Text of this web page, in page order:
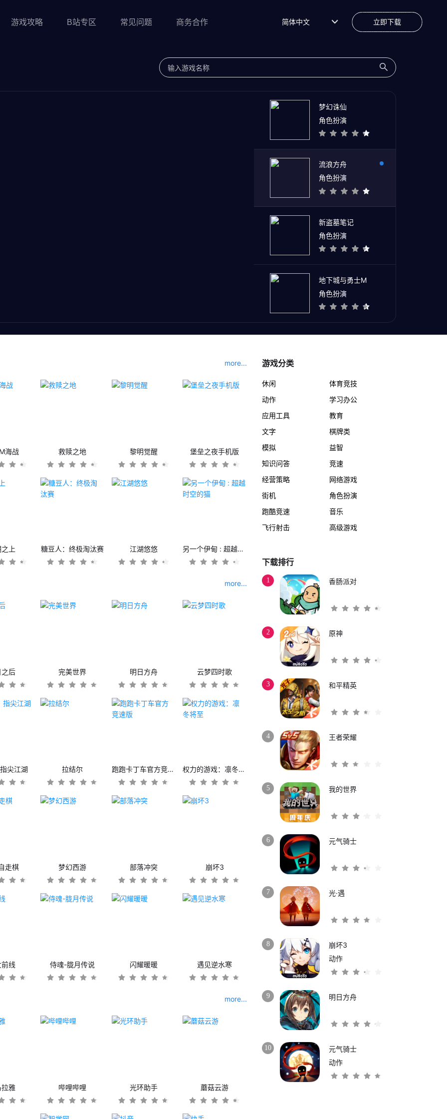
游戏攻略 B站专区 常见问题 商务合作 简体中文 立即下载
梦幻诛仙
角色扮演
流浪方舟
角色扮演
新盗墓笔记
角色扮演
地下城与勇士M
角色扮演
more...
海战 救赎之地 黎明觉醒 堡垒之夜手机版
上 糖豆人：终极淘汰赛 江湖悠悠 另一个伊甸 : 超越时空的猫
more...
后 完美世界 明日方舟 云梦四时歌
尖江湖 拉结尔 跑跑卡丁车官方竞速版 权力的游戏：凛冬将至
走棋 梦幻西游 部落冲突 崩坏3
线 侍魂-胧月传说 闪耀暖暖 遇见逆水寒
more...
雅 哔哩哔哩 光环助手 蘑菇云游
游戏分类
休闲
体育竞技
动作
学习办公
应用工具
教育
文字
棋牌类
模拟
益智
知识问答
竞速
经营策略
网络游戏
街机
角色扮演
跑酷竞速
音乐
飞行射击
高级游戏
下载排行
1 香肠派对
2 原神
3 和平精英
4 王者荣耀
5 我的世界
6 元气骑士
7 光·遇
8
崩坏3
动作
9 明日方舟
10
元气骑士
动作